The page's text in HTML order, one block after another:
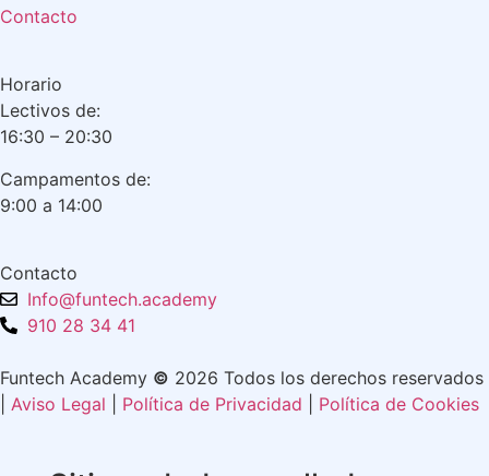
Contacto
Horario
Lectivos de:
16:30 – 20:30
Campamentos de:
9:00 a 14:00
Contacto
Info@funtech.academy
910 28 34 41
Funtech Academy © 2026 Todos los derechos reservados
Aviso Legal Política de Privacidad Política de Cookies